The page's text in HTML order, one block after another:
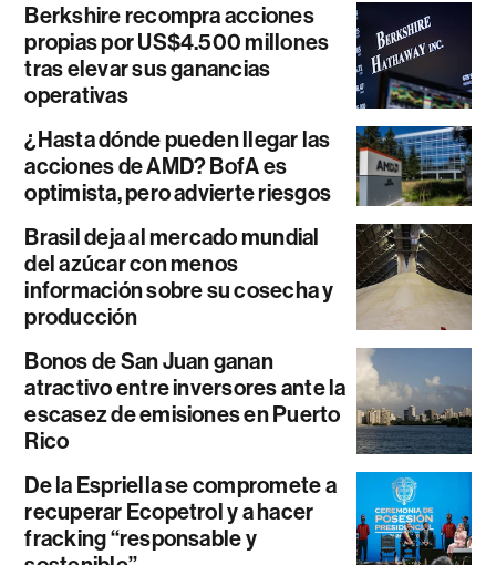
Berkshire recompra acciones
propias por US$4.500 millones
tras elevar sus ganancias
operativas
¿Hasta dónde pueden llegar las
acciones de AMD? BofA es
optimista, pero advierte riesgos
Brasil deja al mercado mundial
del azúcar con menos
información sobre su cosecha y
producción
Bonos de San Juan ganan
atractivo entre inversores ante la
escasez de emisiones en Puerto
Rico
De la Espriella se compromete a
recuperar Ecopetrol y a hacer
fracking “responsable y